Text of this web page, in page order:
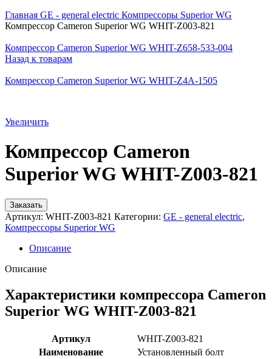
Главная GE - general electric Компрессоры Superior WG
Компрессор Cameron Superior WG WHIT-Z003-821
Компрессор Cameron Superior WG WHIT-Z658-533-004
Назад к товарам
Компрессор Cameron Superior WG WHIT-Z4A-1505
Увеличить
Компрессор Cameron
Superior WG WHIT-Z003-821
Заказать
Артикул: WHIT-Z003-821 Категории: GE - general electric,
Компрессоры Superior WG
Описание
Описание
Характеристики компрессора Cameron
Superior WG WHIT-Z003-821
Артикул
WHIT-Z003-821
Наименование
Установленный болт